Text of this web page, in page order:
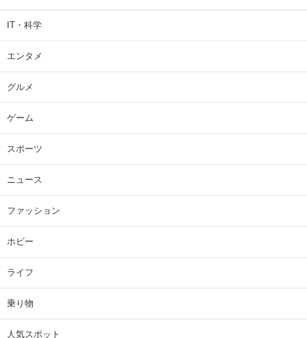
IT・科学
エンタメ
グルメ
ゲーム
スポーツ
ニュース
ファッション
ホビー
ライフ
乗り物
人気スポット